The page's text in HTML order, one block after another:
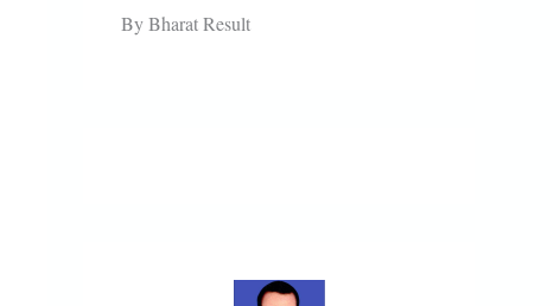
By Bharat Result